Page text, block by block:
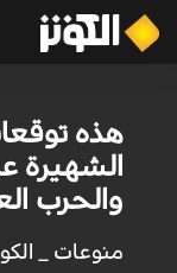
هذه
الشهيرة
والحرب
منوعات _